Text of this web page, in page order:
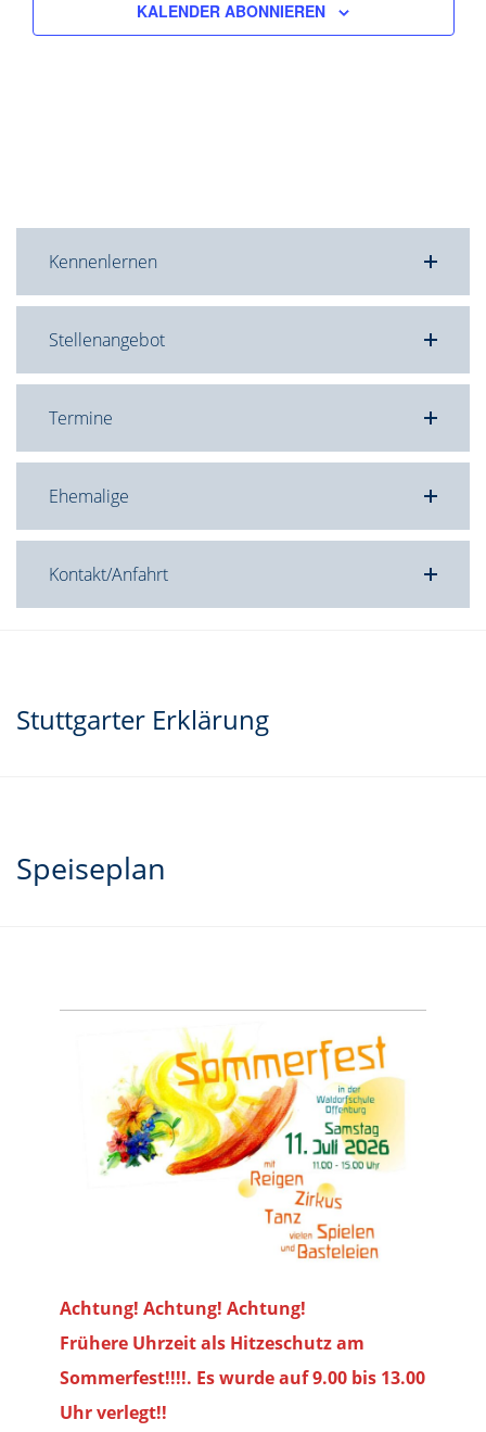
KALENDER ABONNIEREN
Kennenlernen
Stellenangebot
Termine
Ehemalige
Kontakt/Anfahrt
Stuttgarter Erklärung
Speiseplan
Achtung! Achtung! Achtung!
Frühere Uhrzeit als Hitzeschutz am
Sommerfest!!!!. Es wurde auf 9.00 bis 13.00
Uhr verlegt!!